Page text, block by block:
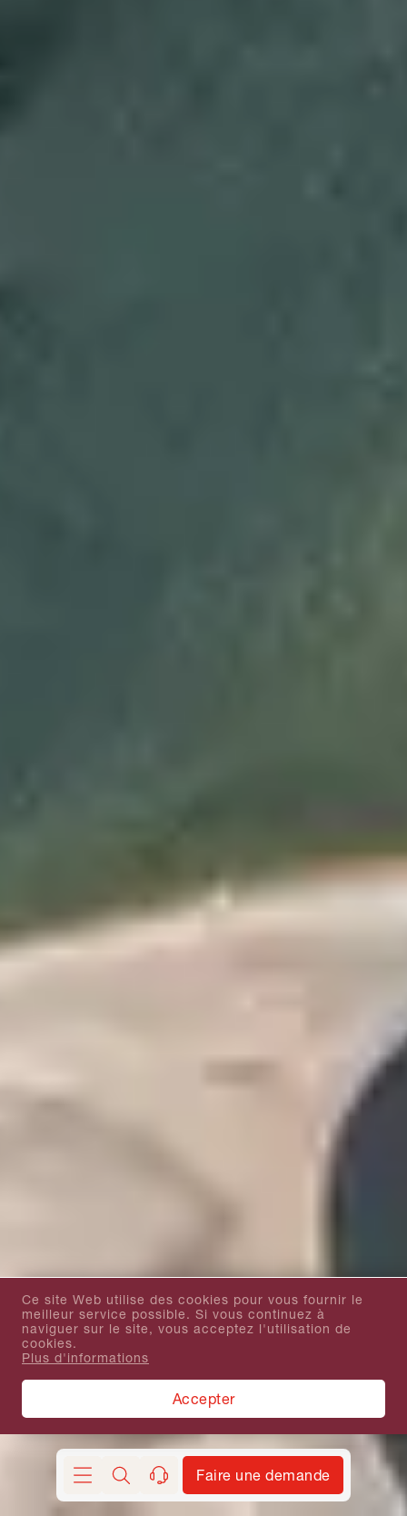
Faire une demande
Ce site Web utilise des cookies pour vous fournir le
meilleur service possible. Si vous continuez à
naviguer sur le site, vous acceptez l'utilisation de
cookies.
Plus d'informations
Accepter